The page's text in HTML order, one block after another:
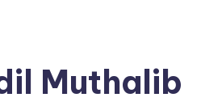
Muthalib